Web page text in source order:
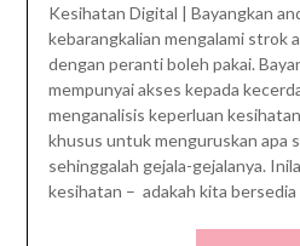
Kesihatan Digital | Bayangkan
kebarangkalian mengalami strok
dengan peranti boleh pakai.
mempunyai akses kepada
menganalisis keperluan
khusus untuk menguruskan apa
sehinggalah gejala-gejalanya.
kesihatan – adakah kita bersedia